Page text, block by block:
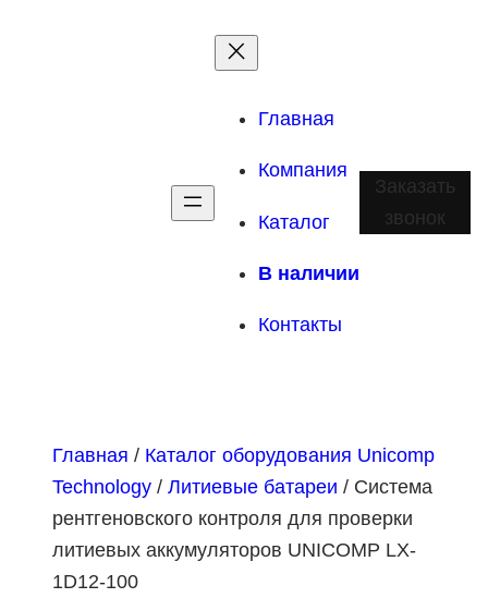
Главная
Компания
Каталог
В наличии
Контакты
Заказать
звонок
Главная / Каталог оборудования Unicomp
Technology /Литиевые батареи / Система
рентгеновского контроля для проверки
литиевых аккумуляторов UNICOMP LX-
1D12-100